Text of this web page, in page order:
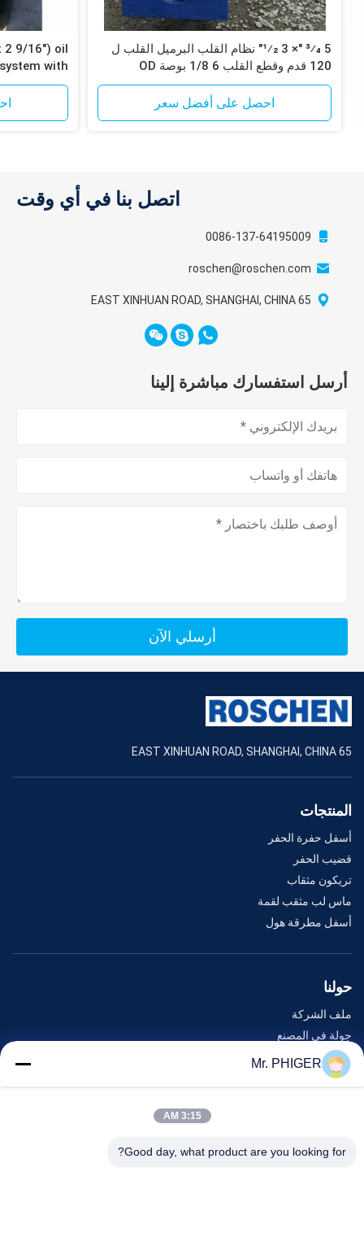
5 3⁄4 "× 3 1⁄2" نظام القلب البرميل القلب ل
120 قدم وقطع القلب 6 1/8 بوصة OD
لخدمات حقل النفط القلب
احصل على أفضل سعر
2 9/16") oil
with
drilling
اتصل بنا في أي وقت
0086-137-64195009
roschen@roschen.com
65 EAST XINHUAN ROAD, SHANGHAI, CHINA
أرسل استفسارك مباشرة إلينا
أرسلي الآن
65 EAST XINHUAN ROAD, SHANGHAI, CHINA
المنتجات
أسفل حفرة الحفر
قضيب الحفر
تريكون مثقاب
ماس لب مثقب لقمة
أسفل مطرقة هول
حولنا
ملف الشركة
جولة في المصنع
مراقبة الجودة
خريطة الموقع
الأحداث
Mr. PHIGER
3:15 AM
Good day, what product are you looking for?